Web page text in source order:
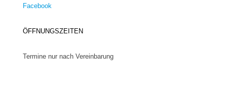
Facebook
ÖFFNUNGSZEITEN
Termine nur nach Vereinbarung